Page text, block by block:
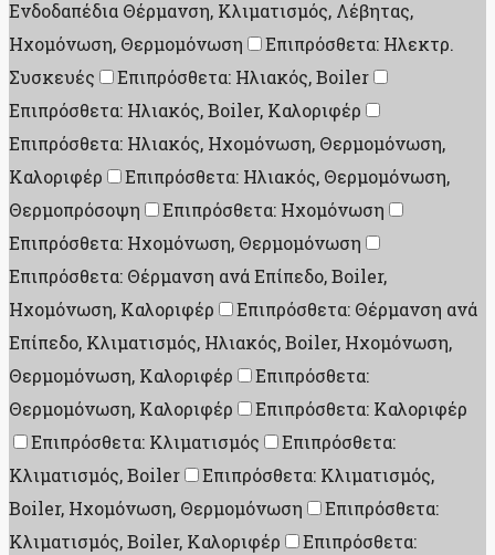
Ενδοδαπέδια Θέρμανση, Κλιματισμός, Λέβητας,
Ηχομόνωση, Θερμομόνωση
Επιπρόσθετα: Ηλεκτρ.
Συσκευές
Επιπρόσθετα: Ηλιακός, Boiler
Επιπρόσθετα: Ηλιακός, Boiler, Καλοριφέρ
Επιπρόσθετα: Ηλιακός, Ηχομόνωση, Θερμομόνωση,
Καλοριφέρ
Επιπρόσθετα: Ηλιακός, Θερμομόνωση,
Θερμοπρόσοψη
Επιπρόσθετα: Ηχομόνωση
Επιπρόσθετα: Ηχομόνωση, Θερμομόνωση
Επιπρόσθετα: Θέρμανση ανά Επίπεδο, Boiler,
Ηχομόνωση, Καλοριφέρ
Επιπρόσθετα: Θέρμανση ανά
Επίπεδο, Κλιματισμός, Ηλιακός, Boiler, Ηχομόνωση,
Θερμομόνωση, Καλοριφέρ
Επιπρόσθετα:
Θερμομόνωση, Καλοριφέρ
Επιπρόσθετα: Καλοριφέρ
Επιπρόσθετα: Κλιματισμός
Επιπρόσθετα:
Κλιματισμός, Boiler
Επιπρόσθετα: Κλιματισμός,
Boiler, Ηχομόνωση, Θερμομόνωση
Επιπρόσθετα:
Κλιματισμός, Boiler, Καλοριφέρ
Επιπρόσθετα: